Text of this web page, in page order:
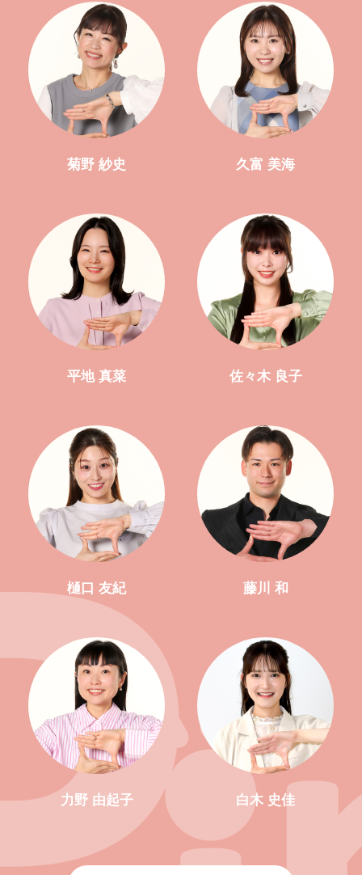
菊野 紗史 久富 美海
平地 真菜 佐々木 良子
樋口 友紀 藤川 和
力野 由起子 白木 史佳